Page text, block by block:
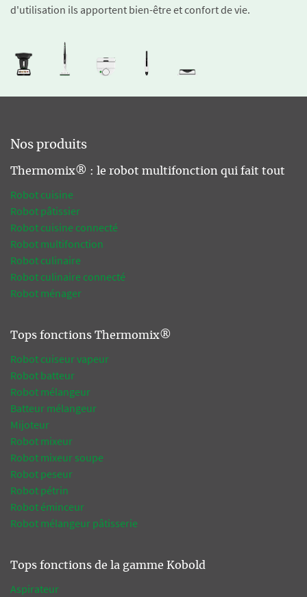
d'utilisation ils apportent bien-être et confort de vie.
Nos produits
Thermomix® : le robot multifonction qui fait tout
Robot cuisine
Robot pâtissier
Robot cuisine connecté
Robot multifonction
Robot culinaire
Robot culinaire connecté
Robot ménager
Tops fonctions Thermomix®
Robot cuiseur vapeur
Robot batteur
Robot mélangeur
Batteur mélangeur
Mijoteur
Robot mixeur
Robot mixeur soupe
Robot peseur
Robot pétrin
Robot éminceur
Robot mélangeur pâtisserie
Tops fonctions de la gamme Kobold
Aspirateur